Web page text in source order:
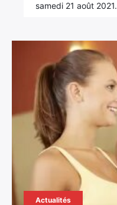
samedi 21 août 2021.
Actualités